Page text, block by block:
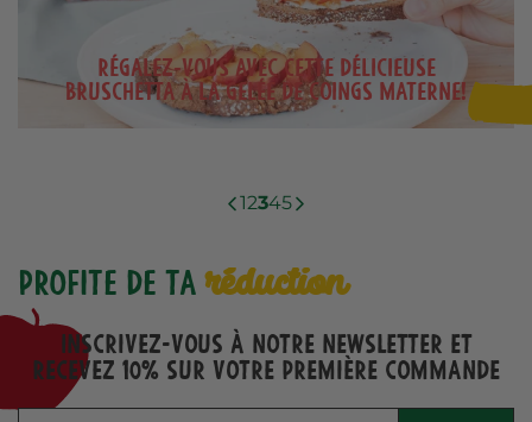
Régalez-vous avec cette délicieuse
bruschetta à la gelée de coings Materne!
12345
Profite de taréduction
Inscrivez-vous à notre Newsletter et
recevez 10% sur votre première commande